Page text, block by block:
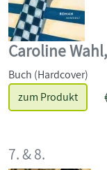
Caroline
Buch (Hardcover)
zum Produkt
7. & 8.